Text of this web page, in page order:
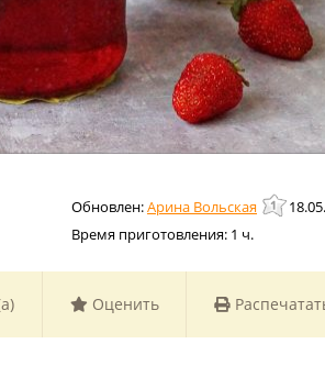
Арина Вольская
Время приготовления: 1 ч.
Оценить